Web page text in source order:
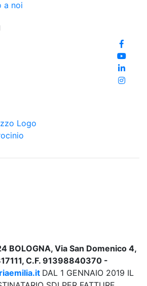
a noi
Logo
BOLOGNA, Via San Domenico 4,
C.F. 91398840370 -
DAL 1 GENNAIO 2019 IL